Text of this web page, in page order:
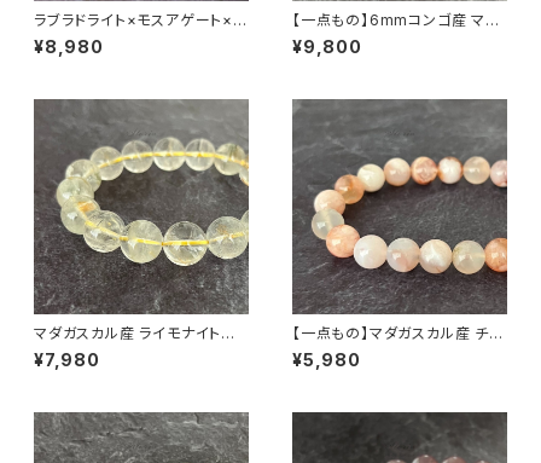
ラブラドライト×モスアゲート×ヒ
マラヤ水晶ブレスレット
¥8,980
【一点もの】6mmコンゴ産 マラ
カイト ブレスレット【鑑別済み】
¥9,800
マダガスカル産 ライモナイト共
生 13.5mm ガーデンクォーツ
ブレスレット
¥7,980
【一点もの】マダガスカル産 チェ
リーブロッサムアゲート（桜瑪
瑙） 8mm ブレスレット【M0714
¥5,980